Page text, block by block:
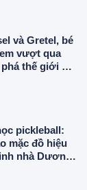
và Gretel, bé
vượt qua
thế giới cổ
pickleball:
mặc đồ hiệu
nhà Dương